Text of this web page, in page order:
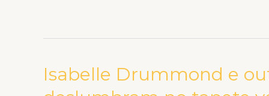
Isabelle Drummond e
Isabelle